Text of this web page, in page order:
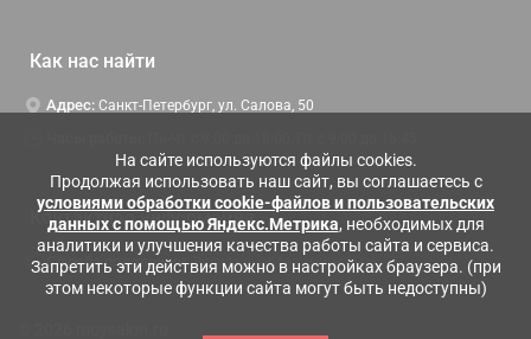
На сайте используются файлы cookies.
Продолжая использовать наш сайт, вы соглашаетесь с
условиями обработки cookie-файлов и пользовательских
данных с помощью Яндекс.Метрика, необходимых для
аналитики и улучшения качества работы сайта и сервиса.
Запретить эти действия можно в настройках браузера. (при
этом некоторые функции сайта могут быть недоступны)
Как нас найти
Адрес: Санкт-Петербург, ул. Салова, 50
Контактная информация
Служба поддержки: Заказать обратный звонок